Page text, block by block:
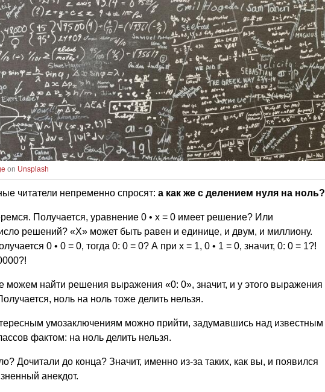
on Unsplash
читатели непременно спросят: а как же с делением нуля на ноль?
Получается, уравнение 0 • x = 0 имеет решение? Или
решений? «Х» может быть равен и единице, и двум, и миллиону.
0 • 0 = 0, тогда 0: 0 = 0? А при х = 1, 0 • 1 = 0, значит, 0: 0 = 1?!
можем найти решения выражения «0: 0», значит, и у этого выражения
ноль на ноль тоже делить нельзя.
умозаключениям можно прийти, задумавшись над известным
фактом: на ноль делить нельзя.
Дочитали до конца? Значит, именно из-за таких, как вы, и появился
анекдот.